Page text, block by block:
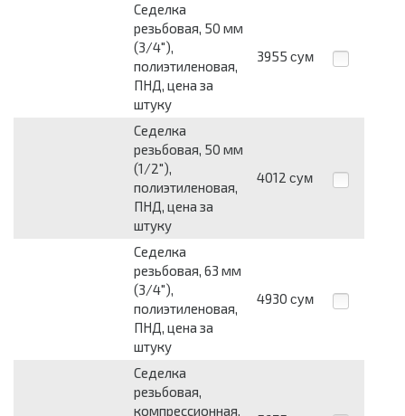
Седелка
резьбовая, 50 мм
(3/4"),
полиэтиленовая,
ПНД, цена за
штуку
3955 сум
Седелка
резьбовая, 50 мм
(1/2"),
полиэтиленовая,
ПНД, цена за
штуку
4012 сум
Седелка
резьбовая, 63 мм
(3/4"),
полиэтиленовая,
ПНД, цена за
штуку
4930 сум
Седелка
резьбовая,
компрессионная,